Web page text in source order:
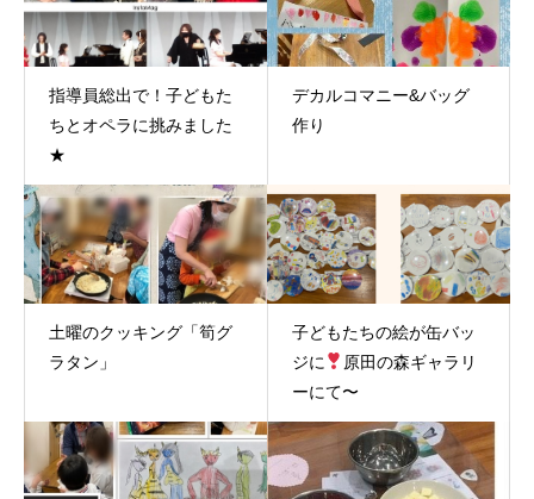
指導員総出で！子どもた
ちとオペラに挑みました
★
デカルコマニー&バッグ
作り
土曜のクッキング「筍グ
ラタン」
子どもたちの絵が缶バッ
ジに
原田の森ギャラリ
ーにて〜